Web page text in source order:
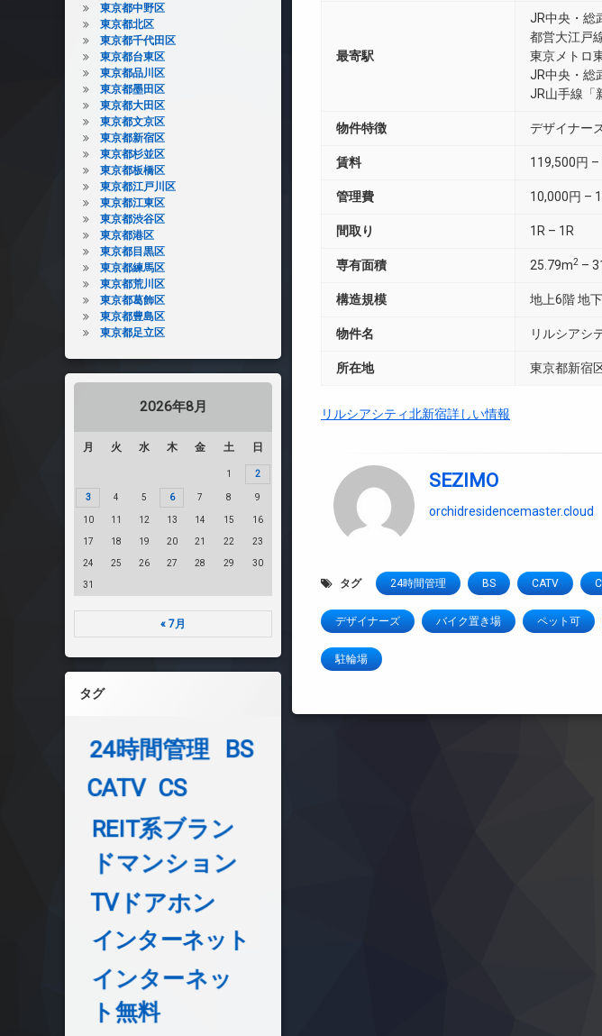
最寄駅
JR中央・総
都営大江戸
東京メトロ
JR中央・総
JR山手線「
物件特徴 デザイナー
賃料 119,500円 –
管理費 10,000円 –
間取り 1R – 1R
専有面積 25.79m2 –
構造規模 地上6階 地
物件名 リルシアシ
所在地 東京都新宿
リルシアシティ北新宿詳しい情報
SEZIMO
orchidresidencemaster.cloud
タグ 24時間管理 BS CATV
デザイナーズ バイク置き場 ペット可
駐輪場
東京都中野区
東京都北区
東京都千代田区
東京都台東区
東京都品川区
東京都墨田区
東京都大田区
東京都文京区
東京都新宿区
東京都杉並区
東京都板橋区
東京都江戸川区
東京都江東区
東京都渋谷区
東京都港区
東京都目黒区
東京都練馬区
東京都荒川区
東京都葛飾区
東京都豊島区
東京都足立区
2026年8月
月 火 水 木 金 土 日
1 2
3 4 5 6 7 8 9
10 11 12 13 14 15 16
17 18 19 20 21 22 23
24 25 26 27 28 29 30
31
« 7月
タグ
24時間管理
BS
CATV CS
REIT系ブラン
ドマンション
TVドアホン
インターネット
インターネッ
ト無料